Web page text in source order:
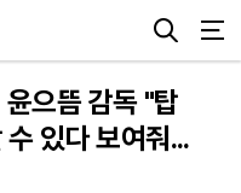
으뜸 감독 "탑
있다 보여줘...